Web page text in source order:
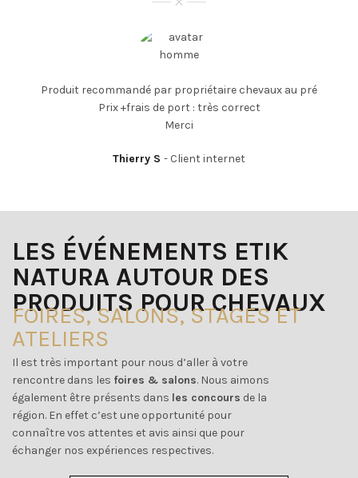
Produit recommandé par propriétaire chevaux au pré
Prix +frais de port : très correct
Merci
Thierry S Client internet
LES ÉVÉNEMENTS ETIK
NATURA AUTOUR DES
PRODUITS POUR CHEVAUX
FOIRES, SALONS, STAGES ET
ATELIERS
Il est très important pour nous d’aller à votre
rencontre dans les foires & salons. Nous aimons
également être présents dans les concours de la
région. En effet c’est une opportunité pour
connaître vos attentes et avis ainsi que pour
échanger nos expériences respectives.